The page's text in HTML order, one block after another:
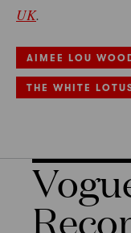
UK.
AIMEE LOU
THE WHITE